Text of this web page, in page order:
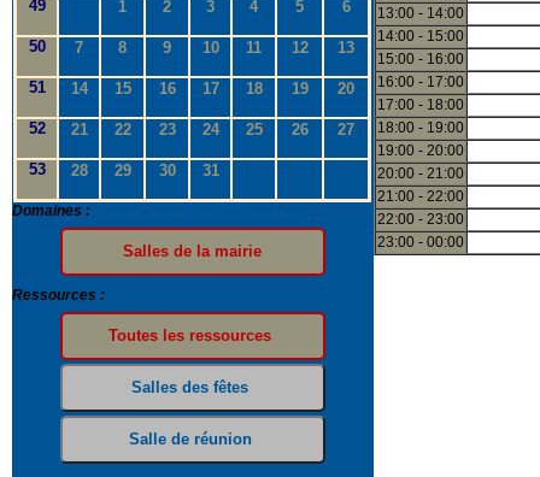
49
1 2 3 4 5 6
50 7 8 9 10 11 12 13
51 14 15 16 17 18 19 20
52 21 22 23 24 25 26 27
53 28 29 30 31
Domaines :
Ressources :
13:00 - 14:00
14:00 - 15:00
15:00 - 16:00
16:00 - 17:00
17:00 - 18:00
18:00 - 19:00
19:00 - 20:00
20:00 - 21:00
21:00 - 22:00
22:00 - 23:00
23:00 - 00:00